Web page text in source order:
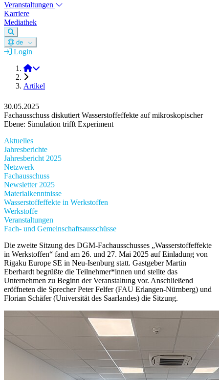
Veranstaltungen
Karriere
Mediathek
de
Login
DGM e.V.
Artikel
30.05.2025
Fachausschuss diskutiert Wasserstoffeffekte auf mikroskopischer
Ebene: Simulation trifft Experiment
Aktuelles
Jahresberichte
Jahresbericht 2025
Netzwerk
Fachausschuss
Newsletter 2025
Materialkenntnisse
Wasserstoffeffekte in Werkstoffen
Werkstoffe
Veranstaltungen
Fach- und Gemeinschaftsausschüsse
Die zweite Sitzung des DGM-Fachausschusses „Wasserstoffeffekte
in Werkstoffen“ fand am 26. und 27. Mai 2025 auf Einladung von
Rigaku Europe SE in Neu-Isenburg statt. Gastgeber Martin
Eberhardt begrüßte die Teilnehmer*innen und stellte das
Unternehmen zu Beginn der Veranstaltung vor. Anschließend
eröffneten die Sprecher Peter Felfer (FAU Erlangen-Nürnberg) und
Florian Schäfer (Universität des Saarlandes) die Sitzung.